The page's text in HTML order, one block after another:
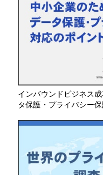
インバウンドビジネス
タ保護・プライバシー